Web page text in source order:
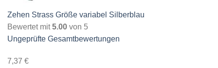
Zehen Strass Größe variabel Silberblau
Bewertet mit5.00 von 5
Ungeprüfte Gesamtbewertungen
7,37 €